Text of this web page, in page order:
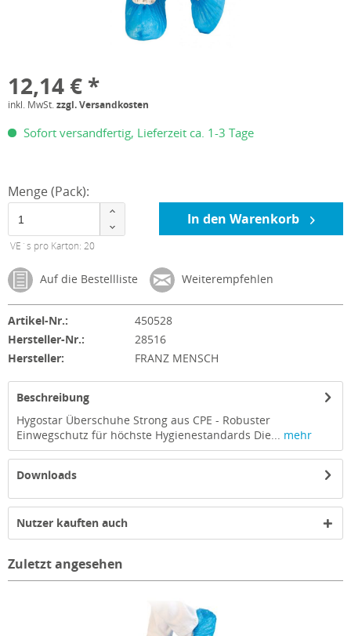
12,14 € *
inkl. MwSt.zzgl. Versandkosten
Sofort versandfertig, Lieferzeit ca. 1-3 Tage
Menge (Pack):
VE´s pro Karton: 20
In den Warenkorb
Auf die Bestellliste Weiterempfehlen
Artikel-Nr.:
450528
Hersteller-Nr.:
28516
Hersteller:
FRANZ MENSCH
Beschreibung
Hygostar Überschuhe Strong aus CPE - Robuster
Einwegschutz für höchste Hygienestandards Die... mehr
Downloads
Nutzer kauften auch
Zuletzt angesehen